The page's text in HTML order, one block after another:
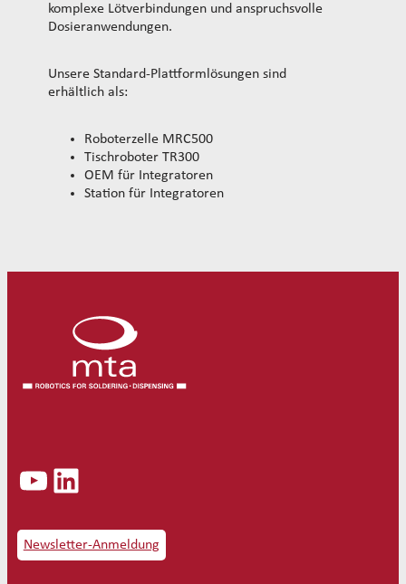
komplexe Lötverbindungen und anspruchsvolle
Dosieranwendungen.
Unsere Standard-Plattformlösungen sind
erhältlich als:
Roboterzelle MRC500
Tischroboter TR300
OEM für Integratoren
Station für Integratoren
YouTube LinkedIn
Newsletter-Anmeldung